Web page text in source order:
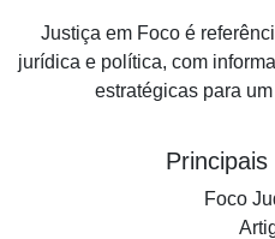
Justiça em Foco é
jurídica e política, com
estratégicas para
Foco